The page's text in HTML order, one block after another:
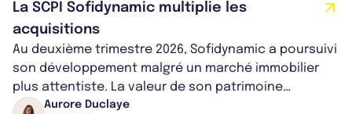
La SCPI Sofidynamic multiplie les
acquisitions
Au deuxième trimestre 2026, Sofidynamic a poursuivi
son développement malgré un marché immobilier
plus attentiste. La valeur de son patrimoine
progresse de 3,8% à périmètre constan...
Aurore Duclaye